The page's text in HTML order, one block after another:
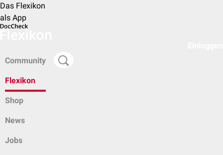
Das Flexikon
als App
Community
Flexikon
Shop
News
Jobs